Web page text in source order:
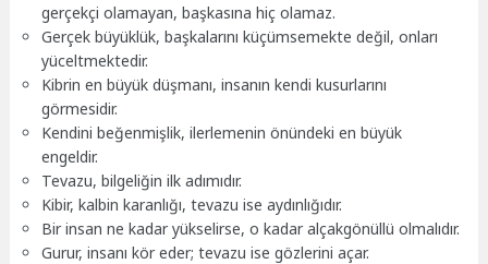
gerçekçi olamayan, başkasına hiç olamaz.
Gerçek büyüklük, başkalarını küçümsemekte değil, onları
yüceltmektedir.
Kibrin en büyük düşmanı, insanın kendi kusurlarını
görmesidir.
Kendini beğenmişlik, ilerlemenin önündeki en büyük
engeldir.
Tevazu, bilgeliğin ilk adımıdır.
Kibir, kalbin karanlığı, tevazu ise aydınlığıdır.
Bir insan ne kadar yükselirse, o kadar alçakgönüllü olmalıdır.
Gurur, insanı kör eder; tevazu ise gözlerini açar.